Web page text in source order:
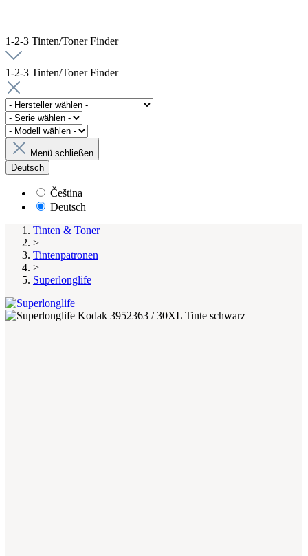
1-2-3 Tinten/Toner Finder
1-2-3 Tinten/Toner Finder
Menü schließen
Deutsch
Čeština
Deutsch
Tinten & Toner
>
Tintenpatronen
>
Superlonglife